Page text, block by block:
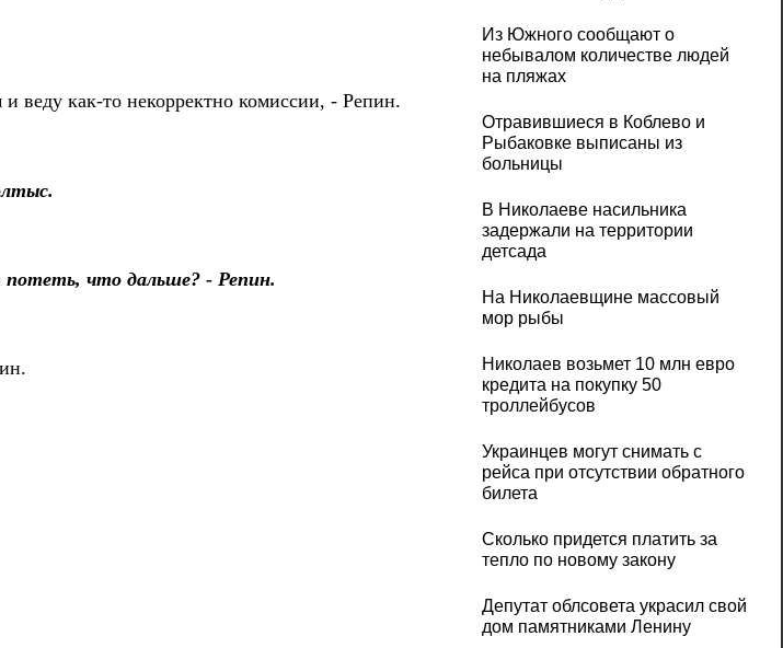
веду как-то некорректно комиссии, - Репин.
что дальше? - Репин.
Из Южного сообщают о
небывалом количестве людей
на пляжах
Отравившиеся в Коблево и
Рыбаковке выписаны из
больницы
В Николаеве насильника
задержали на территории
детсада
На Николаевщине массовый
мор рыбы
Николаев возьмет 10 млн евро
кредита на покупку 50
троллейбусов
Украинцев могут снимать с
рейса при отсутствии обратного
билета
Сколько придется платить за
тепло по новому закону
Депутат облсовета украсил свой
дом памятниками Ленину